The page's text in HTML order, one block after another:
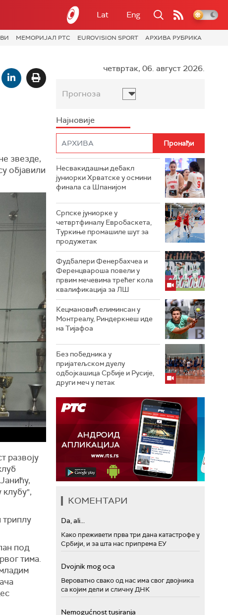
Lat Eng
МЕМОРИЈАЛ РТС EUROVISION SPORT АРХИВА РУБРИКА
звезде,
објавили
развоју
клубу",
триплу
под
тима.
четвртак, 06. август 2026.
Прогноза
Најновије
Несвакидашњи дебакл
јуниорки Хрватске у осмини
финала са Шпанијом
Српске јуниорке у
четвртфиналу Евробаскета,
Туркиње промашиле шут за
продужетак
Фудбалери Фенербахчеа и
Ференцвароша повели у
првим мечевима трећег кола
квалификација за ЛШ
Кецмановић елиминсан у
Монтреалу, Риндеркнеш иде
на Тијафоа
Без победника у
пријатељском дуелу
одбојкашица Србије и Русије,
други меч у петак
КОМЕНТАРИ
Da, ali...
Како преживети прва три дана катастрофе у
Србији, и за шта нас припрема ЕУ
Dvojnik mog oca
Вероватно свако од нас има свог двојника
са којим дели и сличну ДНК
Nemogućnost tusiranja